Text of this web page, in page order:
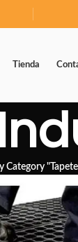
Tienda
Category